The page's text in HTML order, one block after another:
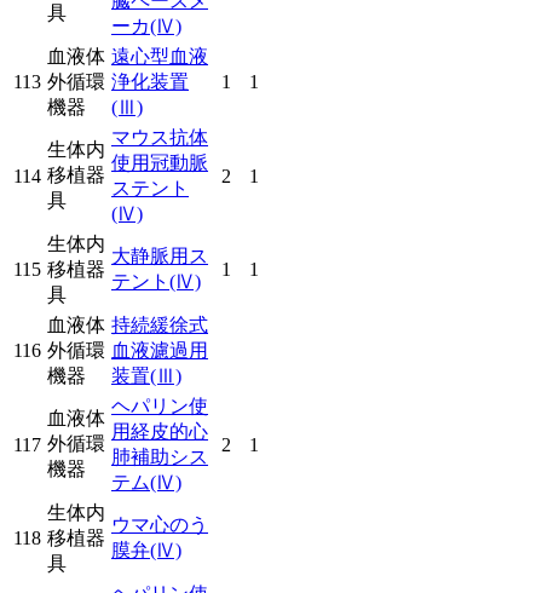
具
ーカ(Ⅳ)
113
血液体
外循環
機器
遠心型血液
浄化装置
(Ⅲ)
1 1
114
生体内
移植器
具
マウス抗体
使用冠動脈
ステント
(Ⅳ)
2 1
115
生体内
移植器
具
大静脈用ス
テント (Ⅳ)
1 1
116
血液体
外循環
機器
持続緩徐式
血液濾過用
装置(Ⅲ)
117
血液体
外循環
機器
ヘパリン使
用経皮的心
肺補助シス
テム(Ⅳ)
2 1
118
生体内
移植器
具
ウマ心のう
膜弁(Ⅳ)